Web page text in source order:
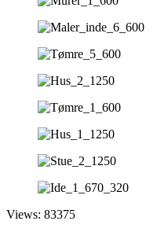
Views: 83375